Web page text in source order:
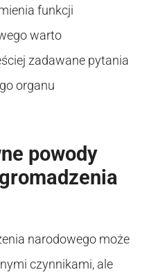
funkcji
warto
zadawane pytania
organu
powody
narodowego może
czynnikami, ale